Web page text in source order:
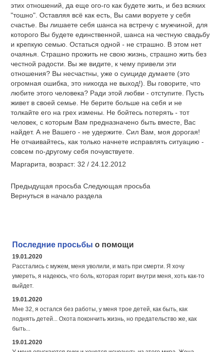
этих отношений, да еще ого-го как будете жить, и без всяких
"тошно". Оставляя всё как есть, Вы сами воруете у себя
счастье. Вы лишаете себя шанса на встречу с мужчиной, для
которого Вы будете единственной, шанса на честную свадьбу
и крепкую семью. Остаться одной - не страшно. В этом нет
очаянья. Страшно прожить не свою жизнь, страшно жить без
честной радости. Вы же видите, к чему привели эти
отношения? Вы несчастны, уже о суициде думаете (это
огромная ошибка, это никогда не выход!). Вы говорите, что
любите этого человека? Ради этой любви - отступите. Пусть
живет в своей семье. Не берите больше на себя и не
толкайте его на грех измены. Не бойтесь потерять - тот
человек, с которым Вам предназначено быть вместе, Вас
найдет. А не Вашего - не удержите. Сил Вам, моя дорогая!
Не отчаивайтесь, как только начнете исправлять ситуацию -
совсем по-другому себя почувствуете.
Маргарита, возраст: 32 / 24.12.2012
Предыдущая просьба Следующая просьба
Вернуться в начало раздела
Последние просьбы о помощи
19.01.2020
Расстались с мужем, меня уволили, и мать при смерти. Я хочу
умереть, я надеюсь, что боль, которая горит внутри меня, хоть как-то
выйдет.
19.01.2020
Мне 32, я остался без работы, у меня трое детей, как быть, как
поднять детей... Охота покончить жизнь, но предательство же, как
быть...
19.01.2020